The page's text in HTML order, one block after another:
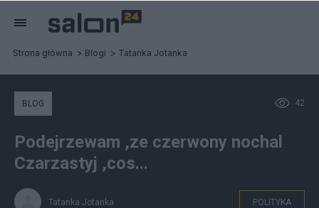
Strona główna Blogi Tatanka Jotanka
42
BLOG
Podejrzewam ,ze czerwony nochal
Czarzastyj ,cos...
Tatanka Jotanka POLITYKA